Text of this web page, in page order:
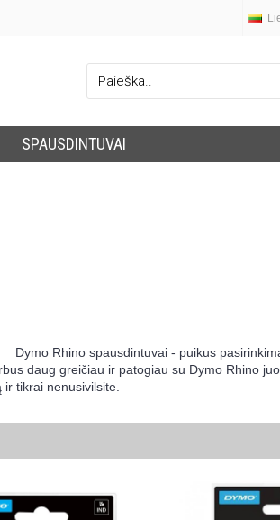
SPAUSDINTUVAI
Dymo Rhino spausdintuvai - puikus
daug greičiau ir patogiau su Dymo Rhino
tikrai nenusivilsite.